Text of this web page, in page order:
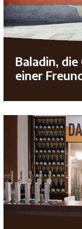
Baladin,
einer